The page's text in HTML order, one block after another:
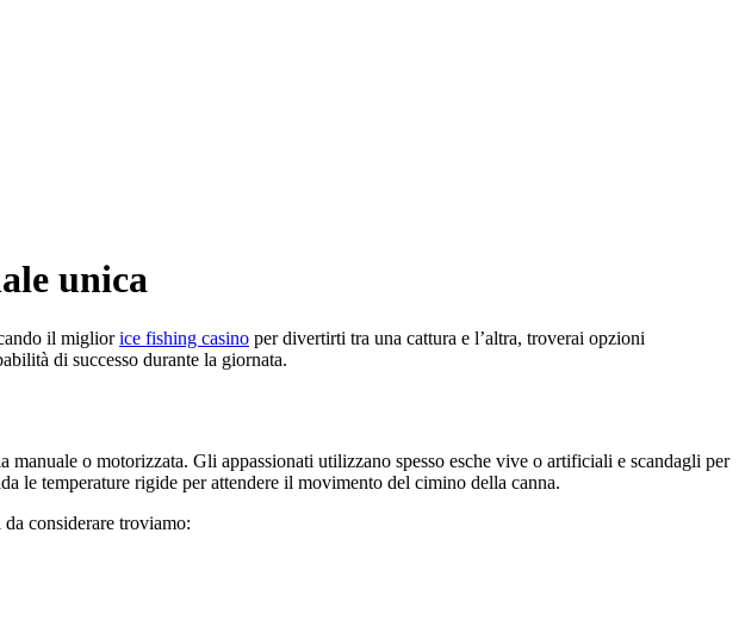
unica
il migliorice fishing casino per divertirti tra una cattura e l’altra, troverai opzioni
di successo durante la giornata.
o motorizzata. Gli appassionati utilizzano spesso esche vive o artificiali e scandagli per
le temperature rigide per attendere il movimento del cimino della canna.
considerare troviamo: